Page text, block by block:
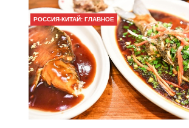
РОССИЯ-КИТАЙ: ГЛАВНОЕ